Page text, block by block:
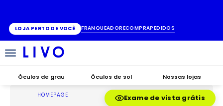
LOJA PERTO DE VOCÊ FRANQUEADORECOMPRAPEDIDOS
Alternar
Óculos de grau Óculos de sol Nossas lojas
Exame de vista grátis
HOMEPAGE